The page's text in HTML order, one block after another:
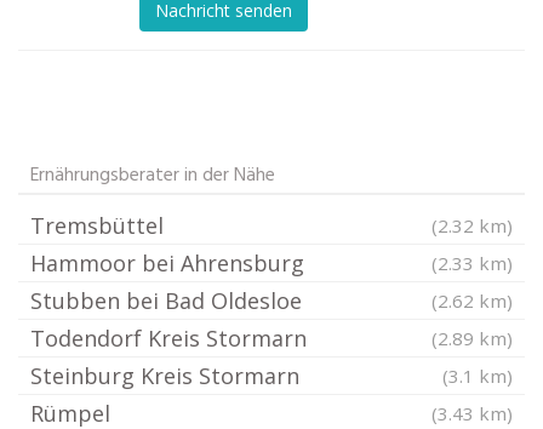
Nachricht senden
Ernährungsberater in der Nähe
Tremsbüttel (2.32 km)
Hammoor bei Ahrensburg (2.33 km)
Stubben bei Bad Oldesloe (2.62 km)
Todendorf Kreis Stormarn (2.89 km)
Steinburg Kreis Stormarn (3.1 km)
Rümpel (3.43 km)